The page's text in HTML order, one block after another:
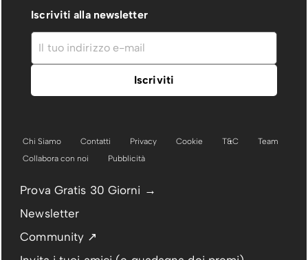
Iscriviti alla newsletter
Chi Siamo Contatti Privacy Cookie T&C
Team
Collabora con noi
Pubblicità
Prova Gratis 30 Giorni →
Newsletter
Community ↗